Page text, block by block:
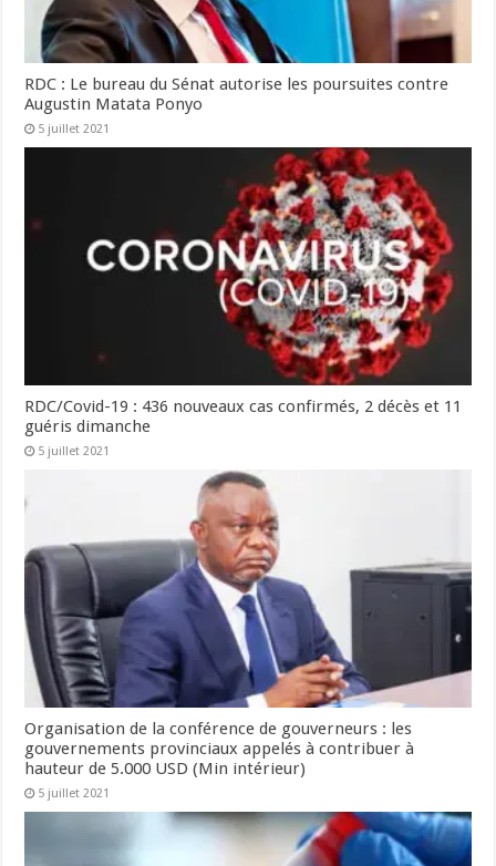
RDC : Le bureau du Sénat autorise les poursuites contre
Augustin Matata Ponyo
5 juillet 2021
RDC/Covid-19 : 436 nouveaux cas confirmés, 2 décès et 11
guéris dimanche
5 juillet 2021
Organisation de la conférence de gouverneurs : les
gouvernements provinciaux appelés à contribuer à
hauteur de 5.000 USD (Min intérieur)
5 juillet 2021